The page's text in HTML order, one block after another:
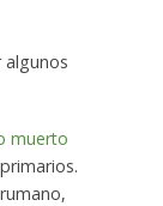
algunos
muerto